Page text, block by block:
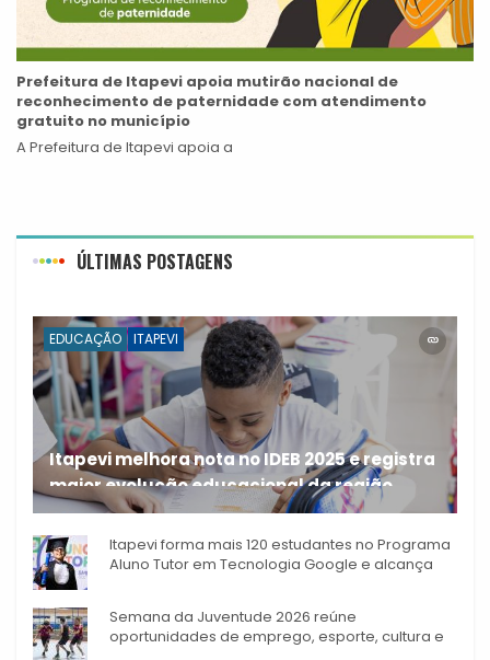
Prefeitura de Itapevi apoia mutirão nacional de
reconhecimento de paternidade com atendimento
gratuito no município
A Prefeitura de Itapevi apoia a
ÚLTIMAS POSTAGENS
EDUCAÇÃO ITAPEVI
Itapevi melhora nota no IDEB 2025 e registra
maior evolução educacional da região
A rede municipal de ensino
Itapevi forma mais 120 estudantes no Programa
Aluno Tutor em Tecnologia Google e alcança
Semana da Juventude 2026 reúne
oportunidades de emprego, esporte, cultura e